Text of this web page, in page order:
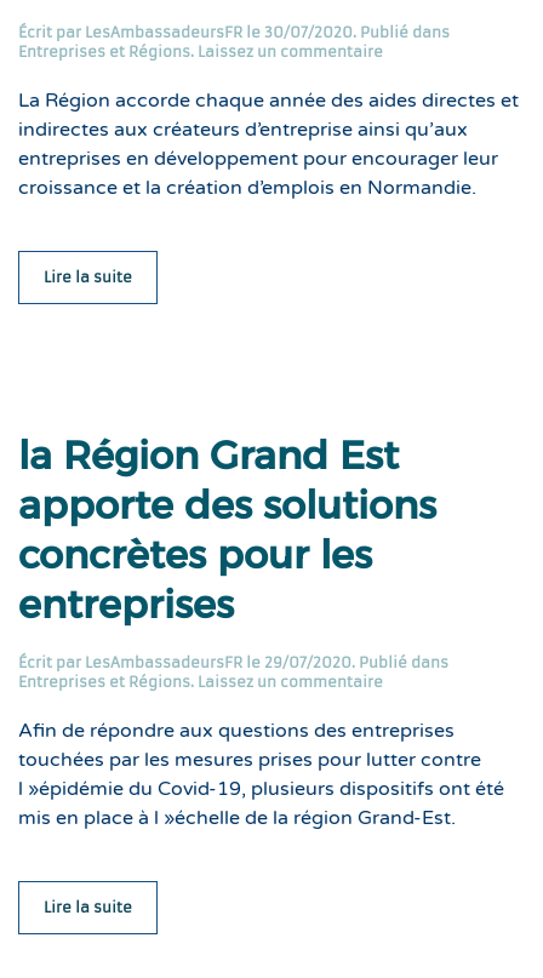
Écrit par LesAmbassadeursFR le 30/07/2020. Publié dans
Entreprises et Régions. Laissez un commentaire
La Région accorde chaque année des aides directes et
indirectes aux créateurs d’entreprise ainsi qu’aux
entreprises en développement pour encourager leur
croissance et la création d’emplois en Normandie.
Lire la suite
la Région Grand Est
apporte des solutions
concrètes pour les
entreprises
Écrit par LesAmbassadeursFR le 29/07/2020. Publié dans
Entreprises et Régions. Laissez un commentaire
Afin de répondre aux questions des entreprises
touchées par les mesures prises pour lutter contre
l »épidémie du Covid-19, plusieurs dispositifs ont été
mis en place à l »échelle de la région Grand-Est.
Lire la suite